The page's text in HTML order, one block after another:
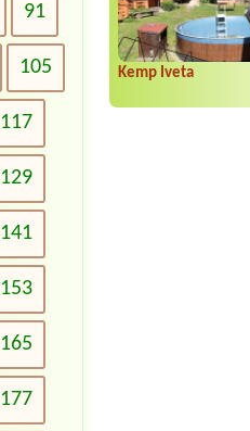
Kemp Iveta
91
105
117
129
141
153
165
177